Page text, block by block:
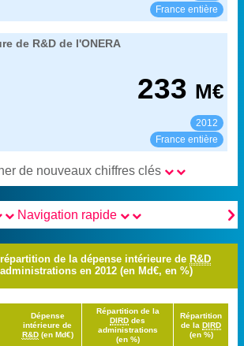
France entière
de R&D de l'ONERA
233 M€
2012
France entière
de recherche des principaux
de nouveaux chiffres clés

Navigation rapide
de la dépense intérieure deR&D
en 2012 (en Md€, en %)
Dépense
intérieure de
R&D(en Md€)
Répartition de la
DIRD des
administrations
(en %)
Répartition
de laDIRD
(en %)